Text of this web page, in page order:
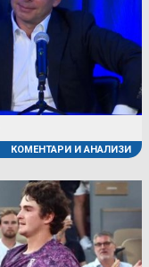
КОМЕНТАРИ И АНАЛИЗИ